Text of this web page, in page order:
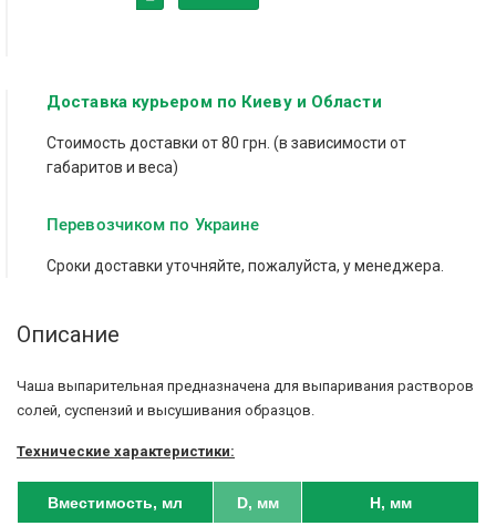
Доставка курьером по Киеву и Области
Стоимость доставки от 80 грн. (в зависимости от
габаритов и веса)
Перевозчиком по Украине
Сроки доставки уточняйте, пожалуйста, у менеджера.
Описание
Чаша выпарительная предназначена для выпаривания растворов
солей, суспензий и высушивания образцов.
Технические характеристики:
Вместимость, мл D, мм H, мм